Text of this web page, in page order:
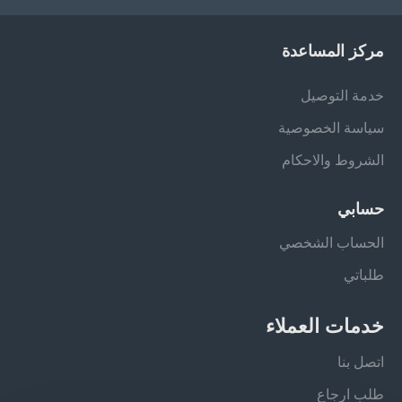
مركز المساعدة
خدمة التوصيل
سياسة الخصوصية
الشروط والاحكام
حسابي
الحساب الشخصي
طلباتي
خدمات العملاء
اتصل بنا
طلب ارجاع